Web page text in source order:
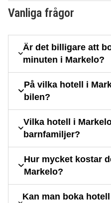
Vanliga frågor
Är det billigare att
minuten i Markelo?
På vilka hotell i
bilen?
Vilka hotell i
barnfamiljer?
Hur mycket kostar
Markelo?
Kan man boka